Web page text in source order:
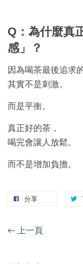
Q：為什麼真
感」？
因為喝茶最後追求
其實不是刺激。
而是平衡。
真正好的茶，
喝完會讓人放鬆。
而不是增加負擔。
分享
← 上一頁